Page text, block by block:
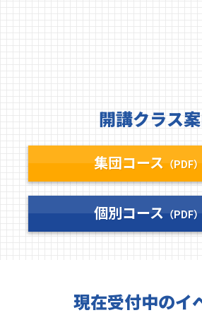
開講クラス
集団コース（PDF
個別コース（PDF）
現在受付中のイ